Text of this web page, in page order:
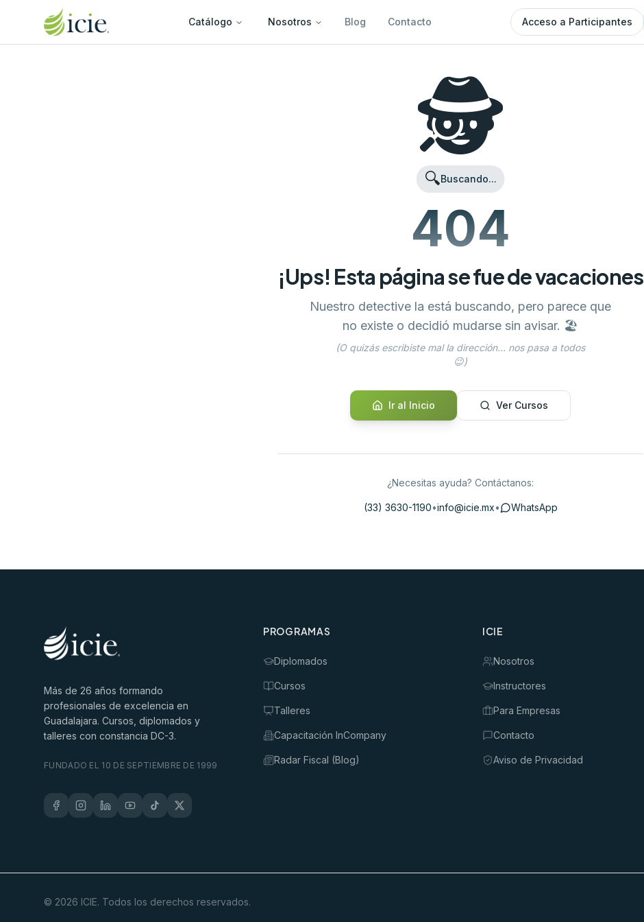
Catálogo Nosotros Blog Contacto Acceso a Participantes
🕵️
🔍Buscando...
404
¡Ups! Esta página se fue de vacaciones
Nuestro detective la está buscando, pero parece que
no existe o decidió mudarse sin avisar. 🏖️
(O quizás escribiste mal la dirección... nos pasa a todos
😉)
Ir al Inicio Ver Cursos
¿Necesitas ayuda? Contáctanos:
(33) 3630-1190•info@icie.mx• WhatsApp
Más de 26 años formando
profesionales de excelencia en
Guadalajara. Cursos, diplomados y
talleres con constancia DC-3.
FUNDADO EL 10 DE SEPTIEMBRE DE 1999
PROGRAMAS
Diplomados
Cursos
Talleres
Capacitación InCompany
Radar Fiscal (Blog)
ICIE
Nosotros
Instructores
Para Empresas
Contacto
Aviso de Privacidad
© 2026 ICIE. Todos los derechos reservados.